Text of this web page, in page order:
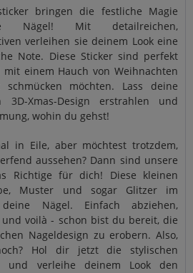
bringen die festliche Magie
Mit detailreichen,
verleihen sie deinem Look eine
Note. Diese Sticker sind perfekt
einem Hauch von Weihnachten
möchten. Lass deine
Xmas-Design erstrahlen und
wohin du gehst!
in Eile, aber möchtest trotzdem,
aussehen? Dann sind unsere
Richtige für dich! Diese kleinen
Muster und sogar Glitzer im
Nägel. Einfach abziehen,
voilà - schon bist du bereit, die
Nageldesign zu erobern. Also,
Hol dir jetzt die stylischen
und verleihe deinem Look den